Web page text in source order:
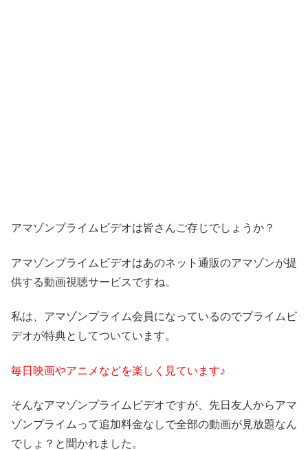
アマゾンプライムビデオは皆さんご存じでしょうか？
アマゾンプライムビデオはあのネット通販のアマゾンが提
供する動画視聴サービスですね。
私は、アマゾンプライム会員になっているのでプライムビ
デオが特典としてついています。
毎日映画やアニメなどを楽しく見ています♪
そんなアマゾンプライムビデオですが、先日友人からアマ
ゾンプライムって追加料金なしで全部の動画が見放題なん
でしょ？と聞かれました。